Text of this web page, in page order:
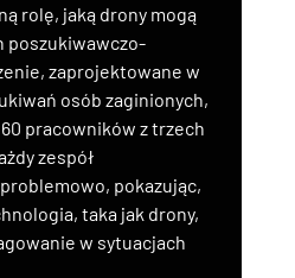
rolę, jaką drony mogą
poszukiwawczo-
zaprojektowane w
osób zaginionych,
pracowników z trzech
zespół
pokazując,
taka jak drony,
w sytuacjach